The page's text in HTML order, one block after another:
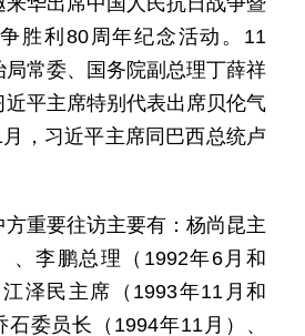
胜利80周年纪念活动。11
局常委、国务院副总理丁薛祥
平主席特别代表出席贝伦气
，习近平主席同巴西总统卢
重要往访主要有：杨尚昆主
、李鹏总理（1992年6月和
泽民主席（1993年11月和
委员长（1994年11月）、